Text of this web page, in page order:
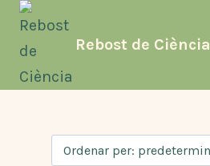
Vés
Rebost de Ciència